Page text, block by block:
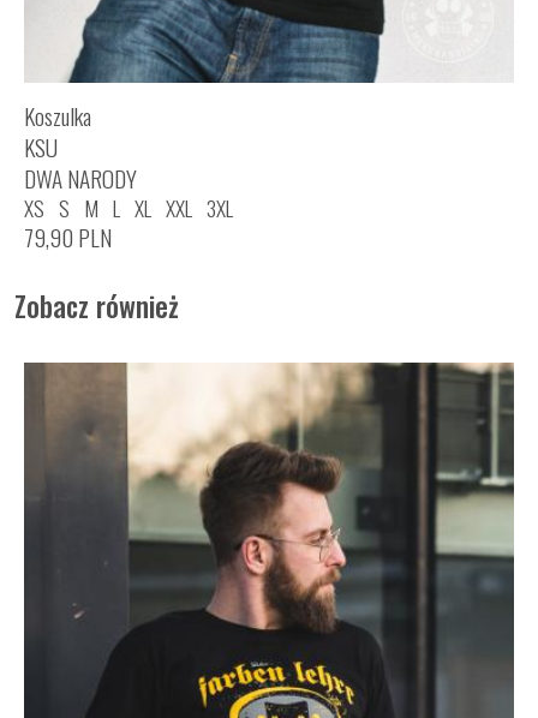
Koszulka
KSU
DWA NARODY
XS S M L XL XXL 3XL
79,90 PLN
Zobacz również